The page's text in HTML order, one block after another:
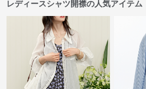
レディースシャツ開襟の人気アイテム